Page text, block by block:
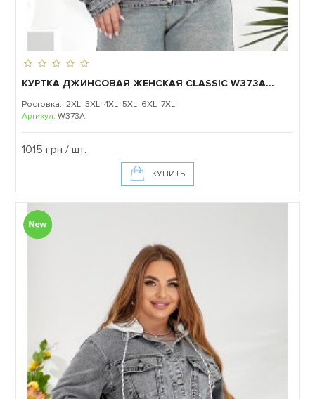
КУРТКА ДЖИНСОВАЯ ЖЕНСКАЯ CLASSIC W373A...
Ростовка: 2XL 3XL 4XL 5XL 6XL 7XL
Артикул: W373A
1015 грн / шт.
КУПИТЬ